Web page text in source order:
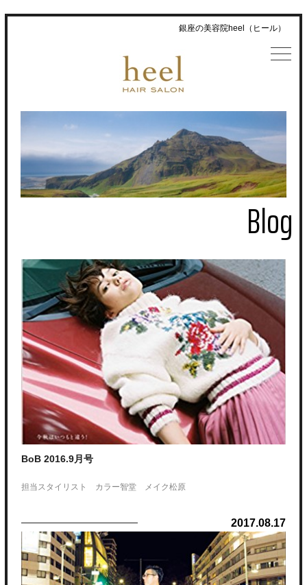
銀座の美容院heel（ヒール）
Blog
BoB 2016.9月号
担当スタイリスト カラー智堂 メイク松原
2017.08.17